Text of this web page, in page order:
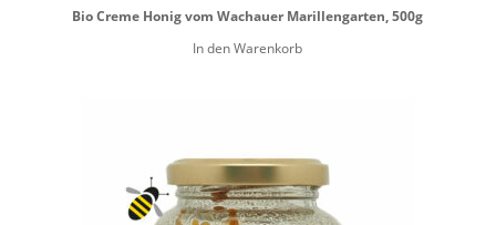
Bio Creme Honig vom Wachauer Marillengarten, 500g
In den Warenkorb